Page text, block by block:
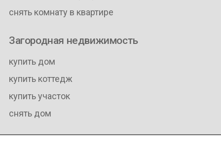
снять комнату в квартире
Загородная недвижимость
купить дом
купить коттедж
купить участок
снять дом